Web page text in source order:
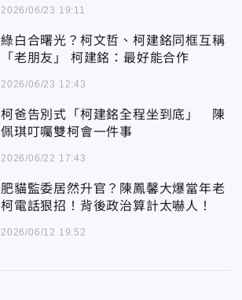
2026/06/23 19:11
綠白合曙光？柯文哲、柯建銘同框互稱
「老朋友」 柯建銘：最好能合作
2026/06/23 12:43
柯爸告別式「柯建銘全程坐到底」 陳
佩琪叮囑雙柯會一件事
2026/06/22 17:43
肥貓監委居然升官？陳鳳馨大爆當年老
柯電話狠招！背後政治算計太嚇人！
2026/06/12 19:52